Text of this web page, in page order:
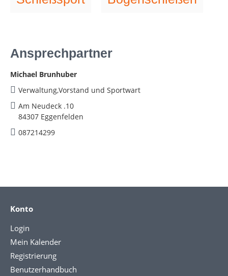
Ansprechpartner
Michael Brunhuber
Verwaltung,Vorstand und Sportwart
Am Neudeck .10
84307 Eggenfelden
087214299
Konto
Login
Mein Kalender
Registrierung
Benutzerhandbuch